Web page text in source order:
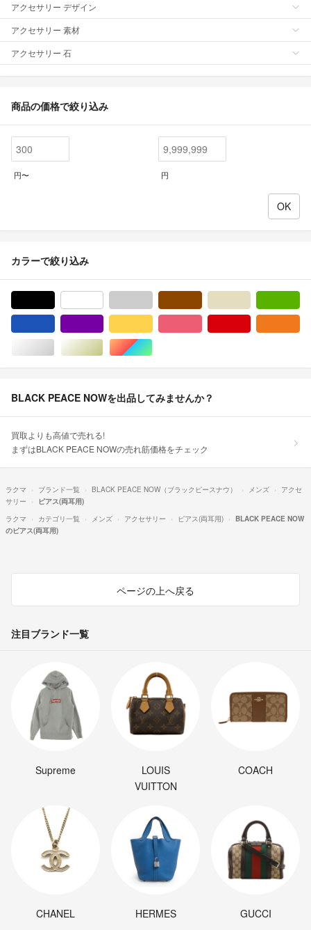
アクセサリー デザイン
アクセサリー 素材
アクセサリー 石
商品の価格で絞り込み
円〜 円
カラーで絞り込み
シルバー/銀色系ゴールド/金色系マルチカラー
BLACK PEACE NOWを出品してみませんか？
買取よりも高値で売れる!
まずはBLACK PEACE NOWの売れ筋価格をチェック
ラクマ ブランド一覧 BLACK PEACE NOW（ブラックピースナウ） メンズ
アクセ
サリー
ピアス(両耳用)
ラクマ
カテゴリ一覧 メンズ アクセサリー ピアス(両耳用)
BLACK PEACE NOW
のピアス(両耳用)
ページの上へ戻る
注目ブランド一覧
Supreme
LOUIS
VUITTON
COACH
CHANEL HERMES GUCCI